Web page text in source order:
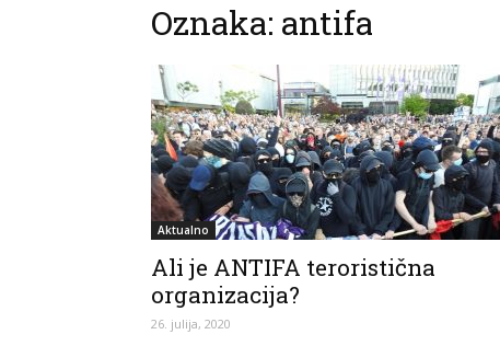
Oznaka: antifa
Aktualno
Ali je ANTIFA teroristična
organizacija?
26. julija, 2020